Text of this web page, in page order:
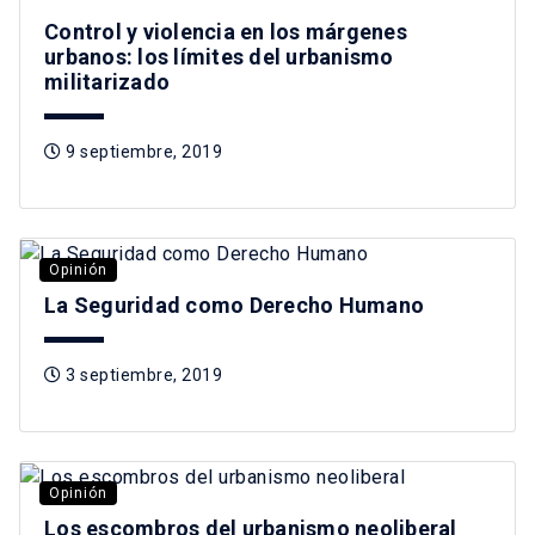
Control y violencia en los márgenes
urbanos: los límites del urbanismo
militarizado
9 septiembre, 2019
Opinión
La Seguridad como Derecho Humano
3 septiembre, 2019
Opinión
Los escombros del urbanismo neoliberal